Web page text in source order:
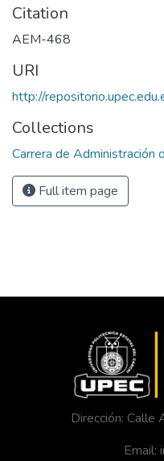
Citation
AEM-468
URI
http://
Collections
Carrera de Administración
Full item page
Dirección: Calle
Email: